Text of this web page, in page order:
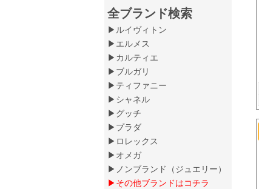
全ブランド検索
▶ルイヴィトン
▶エルメス
▶カルティエ
▶ブルガリ
▶ティファニー
▶シャネル
▶グッチ
▶プラダ
▶ロレックス
▶オメガ
▶ノンブランド（ジュエリー）
▶その他ブランドはコチラ